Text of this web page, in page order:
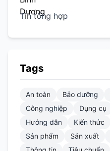
Tin tổng hợp
Tags
An toàn Bảo dưỡng
Công nghiệp
Dụng cụ
Hướng dẫn
Kiến thức
Sản phẩm
Sản xuất